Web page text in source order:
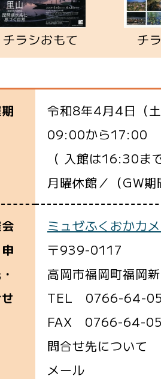
チラシおもて チ
令和8年4月4日（
09:00から17:00
（ 入館は16:30ま
月曜休館／（GW
ミュゼふくおかカ
〒939-0117
高岡市福岡町福岡
TEL 0766-64-
FAX 0766-64-
問合せ先について
メール